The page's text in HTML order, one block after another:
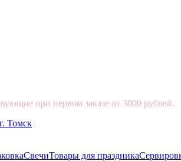
при первом заказе от 3000 рублей.
СвечиТовары для праздника